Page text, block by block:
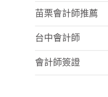
苗栗會計師推薦
台中會計師
會計師簽證